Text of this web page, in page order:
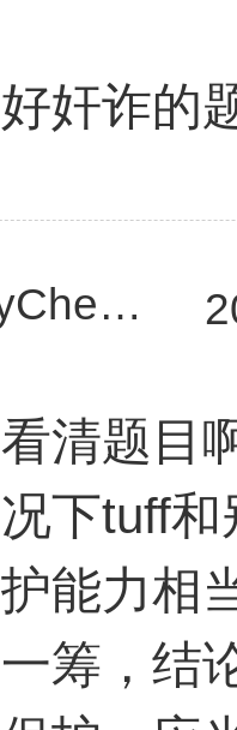
好奸诈的
kyChen_bm
看清题目
况下tuff
护能力相
一筹，结